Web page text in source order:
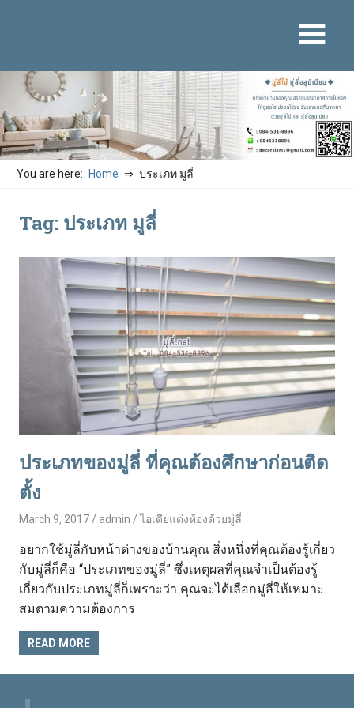
You are here: Home ประเภท มูลี่
Tag: ประเภท มูลี่
ประเภทของมู่ลี่ ที่คุณต้องศึกษาก่อนติด
ตั้ง
March 9, 2017 admin ไอเดียแต่งห้องด้วยมู่ลี่
อยากใช้มู่ลี่กับหน้าต่างของบ้านคุณ สิ่งหนึ่งที่คุณต้องรู้เกี่ยว
กับมู่ลี่ก็คือ “ประเภทของมู่ลี่” ซึ่งเหตุผลที่คุณจำเป็นต้องรู้
เกี่ยวกับประเภทมู่ลี่ก็เพราะว่า คุณจะได้เลือกมู่ลี่ให้เหมาะ
สมตามความต้องการ
READ MORE